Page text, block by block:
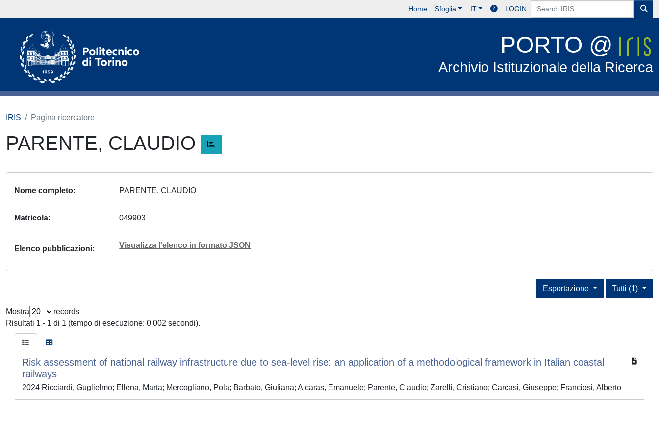
Home Sfoglia IT LOGIN
PORTO @
Archivio Istituzionale della Ricerca
IRIS Pagina ricercatore
PARENTE, CLAUDIO
Nome completo PARENTE, CLAUDIO
Matricola 049903
Elenco pubblicazioni Visualizza l'elenco in formato JSON
Tutti (1)
Esportazione
Mostra
records
Risultati 1 - 1 di 1 (tempo di esecuzione: 0.002 secondi).
Risk assessment of national railway infrastructure due to sea-level rise: an application of a methodological framework in Italian coastal
railways
2024 Ricciardi, Guglielmo; Ellena, Marta; Mercogliano, Pola; Barbato, Giuliana; Alcaras, Emanuele; Parente, Claudio; Zarelli, Cristiano; Carcasi, Giuseppe; Franciosi, Alberto